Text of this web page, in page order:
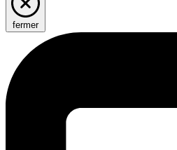
fermer